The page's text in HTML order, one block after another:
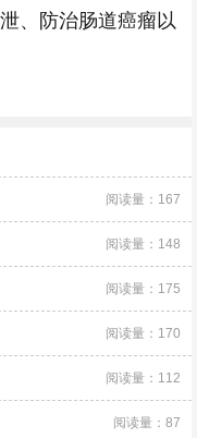
、防治肠道癌瘤以
阅读量：167
阅读量：148
阅读量：175
阅读量：170
阅读量：112
阅读量：87